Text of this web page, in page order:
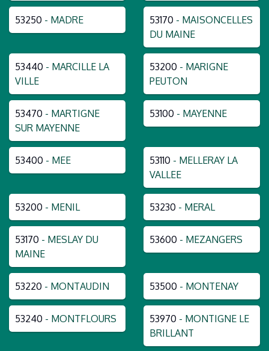
53250 - MADRE 53170 - MAISONCELLES
DU MAINE
53440 - MARCILLE LA
VILLE
53200 - MARIGNE
PEUTON
53470 - MARTIGNE
SUR MAYENNE
53100 - MAYENNE
53400 - MEE 53110 - MELLERAY LA
VALLEE
53200 - MENIL 53230 - MERAL
53170 - MESLAY DU
MAINE
53600 - MEZANGERS
53220 - MONTAUDIN 53500 - MONTENAY
53240 - MONTFLOURS 53970 - MONTIGNE LE
BRILLANT